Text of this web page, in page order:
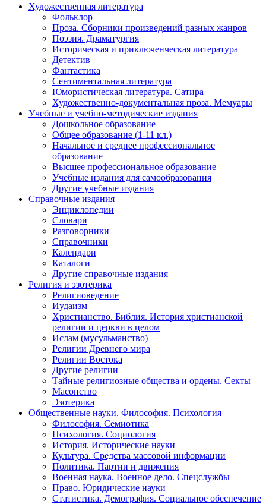
Художественная литература
Фольклор
Проза. Сборники произведений разных жанров
Поэзия. Драматургия
Историческая и приключенческая литература
Детектив
Фантастика
Сентиментальная литература
Юмористическая литература. Сатира
Художественно-документальная проза. Мемуары
Учебные и учебно-методические издания
Дошкольное образование
Общее образование (1-11 кл.)
Начальное и среднее профессиональное
образование
Высшее профессиональное образование
Учебные издания для самообразования
Другие учебные издания
Справочные издания
Энциклопедии
Словари
Разговорники
Справочники
Календари
Каталоги
Другие справочные издания
Религия и эзотерика
Религиоведение
Иудаизм
Христианство. Библия. История христианской
религии и церкви в целом
Ислам (мусульманство)
Религии Древнего мира
Религии Востока
Другие религии
Тайные религиозные общества и ордены. Секты
Масонство
Эзотерика
Общественные науки. Философия. Психология
Философия. Семиотика
Психология. Социология
История. Исторические науки
Культура. Средства массовой информации
Политика. Партии и движения
Военная наука. Военное дело. Спецслужбы
Право. Юридические науки
Статистика. Демография. Социальное обеспечение